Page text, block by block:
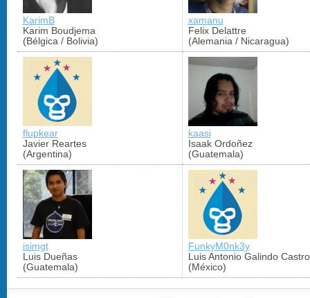
KarimB
Karim Boudjema
(Bélgica / Bolivia)
xamanu
Felix Delattre
(Alemania / Nicaragua)
flupkear
Javier Reartes
(Argentina)
kaasi
Isaak Ordoñez
(Guatemala)
isimgt
Luis Dueñas
(Guatemala)
FunkyM0nk3y
Luis Antonio Galindo Castro
(México)